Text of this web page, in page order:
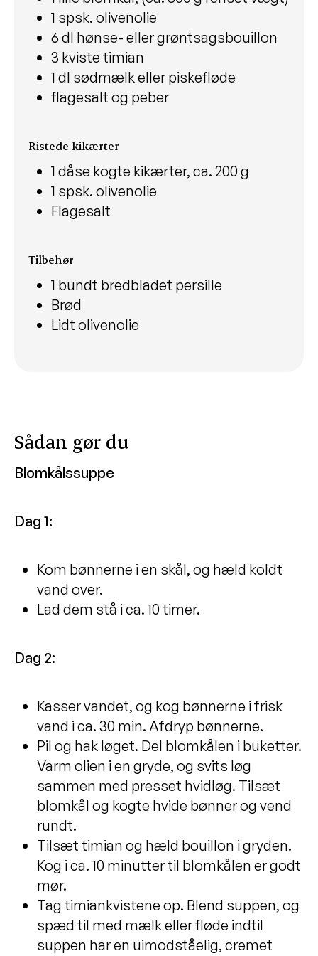
Kyllingesalat med svampe og sprød
grønkål
Hjemmelavede myslibar
Mørksej med kapers, citron og
Fyldig frokostbowl
Tomatsalat
Bærkage med guf
Gulerodssuppe med æbler
Sommerpasta med flødesauce og
grønt
Grød med rabarberkompot
kikærter
Forårs fettuccine a la frikassé
Kålsalat med laks, avokado og
sennepsdressing
marcipan
Braiseret andelår med æbler og søde
kartofler
Grønkålssalat à la creme med
medisterpølse
Karrysild med æg, æble og karse
Jordbærshake med melon
Spinatvafler
Müslibar
Chiagrød
Fyldig frokostbowl
Morgenmads-æg
1 spsk. olivenolie
6 dl hønse- eller grøntsagsbouillon
3 kviste timian
1 dl sødmælk eller piskefløde
flagesalt og peber
Ristede kikærter
1 dåse kogte kikærter, ca. 200 g
1 spsk. olivenolie
Flagesalt
Tilbehør
1 bundt bredbladet persille
Brød
Lidt olivenolie
Sådan gør du
Blomkålssuppe
Dag 1:
Kom bønnerne i en skål, og hæld koldt
vand over.
Lad dem stå i ca. 10 timer.
Dag 2:
Kasser vandet, og kog bønnerne i frisk
vand i ca. 30 min. Afdryp bønnerne.
Pil og hak løget. Del blomkålen i buketter.
Varm olien i en gryde, og svits løg
sammen med presset hvidløg. Tilsæt
blomkål og kogte hvide bønner og vend
rundt.
Tilsæt timian og hæld bouillon i gryden.
Kog i ca. 10 minutter til blomkålen er godt
mør.
Tag timiankvistene op. Blend suppen, og
spæd til med mælk eller fløde indtil
suppen har en uimodståelig, cremet